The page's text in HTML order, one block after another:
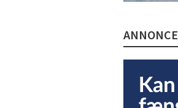
ANNONCE